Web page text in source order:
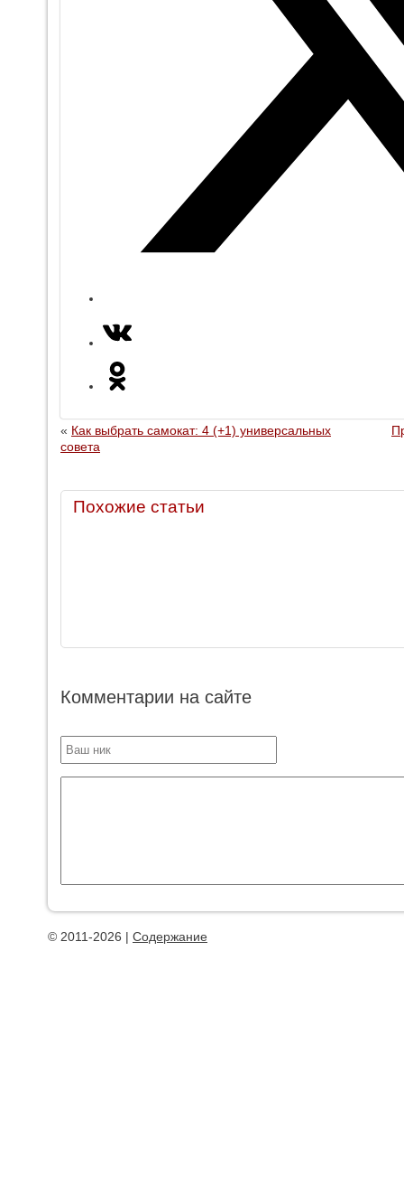
« Как выбрать самокат: 4 (+1) универсальных
совета
Похожие статьи
Комментарии на сайте
© 2011-2026 | Содержание